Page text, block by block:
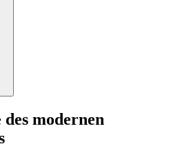
modernen